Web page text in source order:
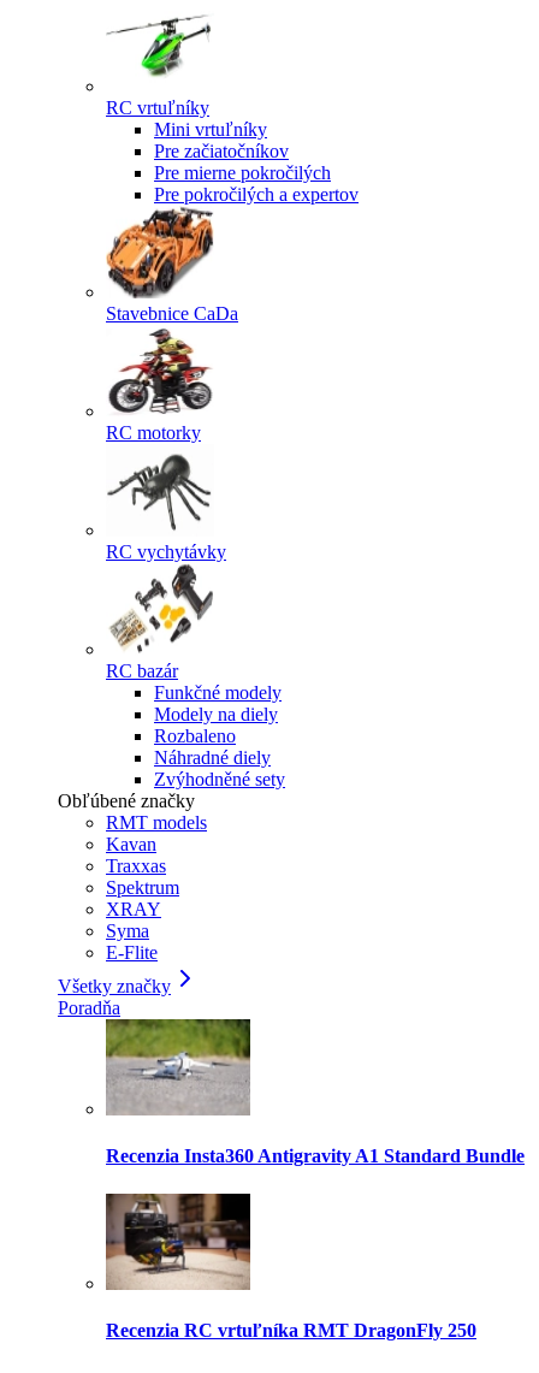
RC vrtuľníky
Mini vrtuľníky
Pre začiatočníkov
Pre mierne pokročilých
Pre pokročilých a expertov
Stavebnice CaDa
RC motorky
RC vychytávky
RC bazár
Funkčné modely
Modely na diely
Rozbaleno
Náhradné diely
Zvýhodněné sety
Obľúbené značky
RMT models
Kavan
Traxxas
Spektrum
XRAY
Syma
E-Flite
Všetky značky
Poradňa
Recenzia Insta360 Antigravity A1 Standard Bundle
Recenzia RC vrtuľníka RMT DragonFly 250